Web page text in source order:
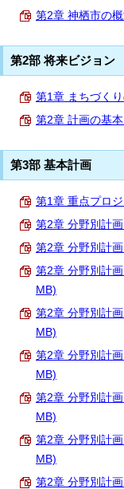
第2章 神栖市の
第2部 将来ビジョン
第1章 まちづく
第2章 計画の基
第3部 基本計画
第1章 重点プロ
第2章 分野別計
第2章 分野別計
第2章 分野別計
MB)
第2章 分野別計
MB)
第2章 分野別計
MB)
第2章 分野別計
MB)
第2章 分野別計
MB)
第2章 分野別計